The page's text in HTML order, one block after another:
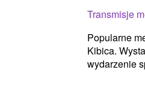
Transmisje
Popularne
Kibica.
wydarzenie